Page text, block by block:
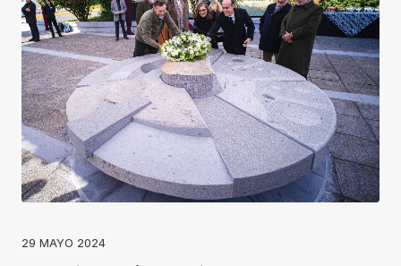
29 MAYO 2024